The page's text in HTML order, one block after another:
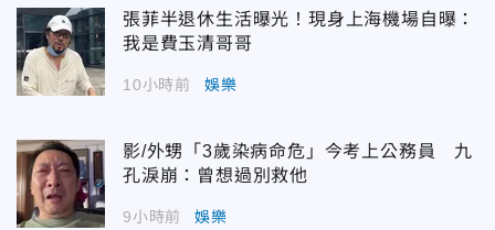
張菲半退休生活曝光！現身上海機場自曝：
我是費玉清哥哥
10小時前 娛樂
影/外甥「3歲染病命危」今考上公務員 九
孔淚崩：曾想過別救他
9小時前 娛樂